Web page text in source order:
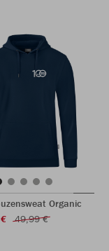
Organic
49,99 €